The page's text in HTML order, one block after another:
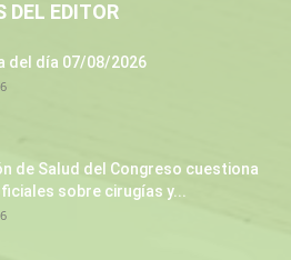
DEL EDITOR
del día 07/08/2026
de Salud del Congreso cuestiona
sobre cirugías y...